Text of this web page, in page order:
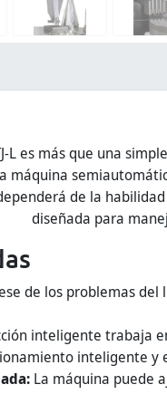
L es más que una
máquina
de la
diseñada para
de los problemas
inteligente trabaja
inteligente y
La máquina puede